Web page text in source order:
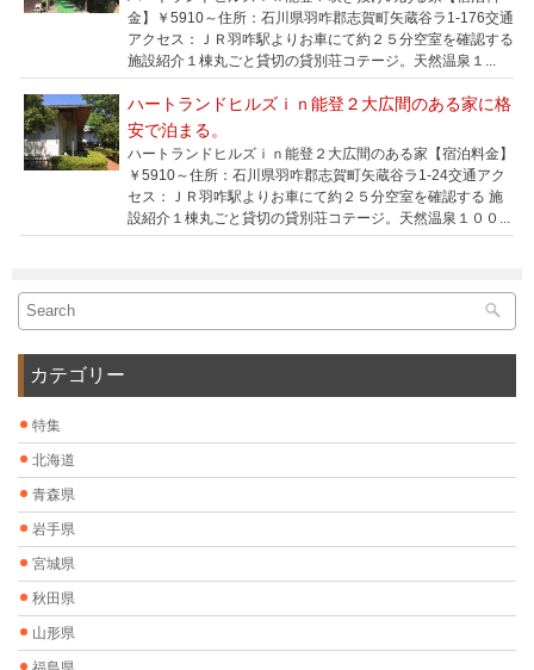
金】￥5910～住所：石川県羽咋郡志賀町矢蔵谷ラ1-176交通
アクセス：ＪＲ羽咋駅よりお車にて約２５分空室を確認する
施設紹介１棟丸ごと貸切の貸別荘コテージ。天然温泉１...
ハートランドヒルズｉｎ能登２大広間のある家に格
安で泊まる。
ハートランドヒルズｉｎ能登２大広間のある家【宿泊料金】
￥5910～住所：石川県羽咋郡志賀町矢蔵谷ラ1-24交通アク
セス：ＪＲ羽咋駅よりお車にて約２５分空室を確認する 施
設紹介１棟丸ごと貸切の貸別荘コテージ。天然温泉１００...
カテゴリー
特集
北海道
青森県
岩手県
宮城県
秋田県
山形県